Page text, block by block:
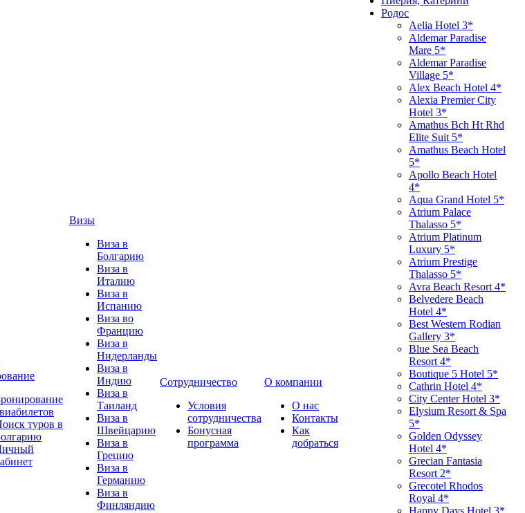
туров в
Визы
Виза в
Болгарию
Виза в
Италию
Виза в
Испанию
Виза во
Францию
Виза в
Нидерланды
Виза в
Индию
Виза в
Таиланд
Виза в
Швейцарию
Виза в
Грецию
Виза в
Германию
Виза в
Финляндию
Сотрудничество
Условия
сотрудничества
Бонусная
программа
О компании
О нас
Контакты
Как
добраться
Родос
Aelia Hotel 3*
Aldemar Paradise
Mare 5*
Aldemar Paradise
Village 5*
Alex Beach Hotel 4*
Alexia Premier City
Hotel 3*
Amathus Bch Ht Rhd
Elite Suit 5*
Amathus Beach Hotel
5*
Apollo Beach Hotel
4*
Aqua Grand Hotel 5*
Atrium Palace
Thalasso 5*
Atrium Platinum
Luxury 5*
Atrium Prestige
Thalasso 5*
Avra Beach Resort 4*
Belvedere Beach
Hotel 4*
Best Western Rodian
Gallery 3*
Blue Sea Beach
Resort 4*
Boutique 5 Hotel 5*
Cathrin Hotel 4*
City Center Hotel 3*
Elysium Resort & Spa
5*
Golden Odyssey
Hotel 4*
Grecian Fantasia
Resort 2*
Grecotel Rhodos
Royal 4*
Happy Days Hotel 3*